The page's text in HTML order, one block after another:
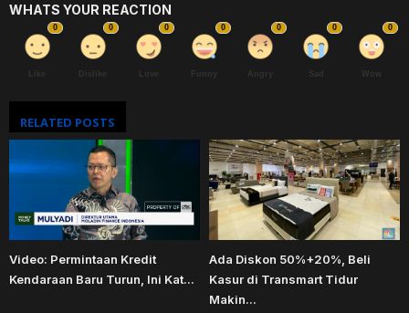
WHATS YOUR REACTION
0 0
Dislike
0
Love
0
Funny
0
Angry
0
Sad
0
Wow
RELATED POSTS
Video: Permintaan Kredit
Kendaraan Baru Turun, Ini Kat...
Ada Diskon 50%+20%, Beli
Kasur di Transmart Tidur
Makin...